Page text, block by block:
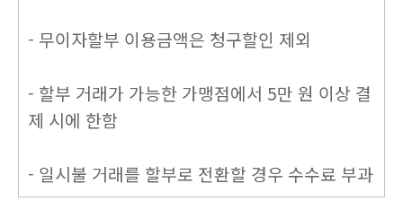
- 무이자할부 이용금액은 청구할인 제외
- 할부 거래가 가능한 가맹점에서 5만 원 이상 결
제 시에 한함
- 일시불 거래를 할부로 전환할 경우 수수료 부과